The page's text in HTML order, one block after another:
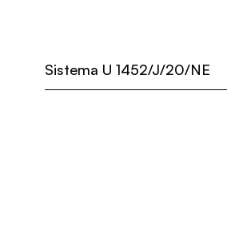
Sistema U 1452/J/20/NE